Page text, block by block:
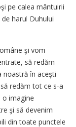
pe calea mântuirii
harul Duhului
şi vom
să redăm
noastră în aceşti
redăm tot ce s-a
o imagine
şi să devenim
din toate punctele